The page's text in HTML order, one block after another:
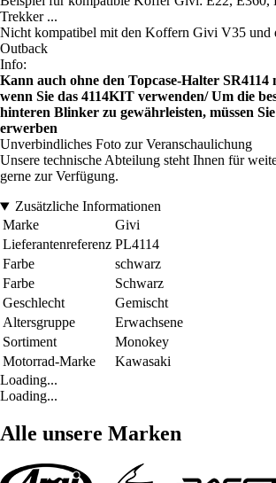
Trekker ...
Nicht kompatibel mit den Koffern Givi V35 und
Outback
Info:
Kann auch ohne den Topcase-Halter
wenn Sie das 4114KIT verwenden/ Um die
hinteren Blinker zu gewährleisten, müssen
erwerben
Unverbindliches Foto zur Veranschaulichung
Unsere technische Abteilung steht Ihnen für
gerne zur Verfügung.
Zusätzliche Informationen
Marke
Givi
Lieferantenreferenz PL4114
Farbe
schwarz
Farbe
Schwarz
Geschlecht
Gemischt
Altersgruppe
Erwachsene
Sortiment
Monokey
Motorrad-Marke
Kawasaki
Loading...
Loading...
Alle unsere Marken